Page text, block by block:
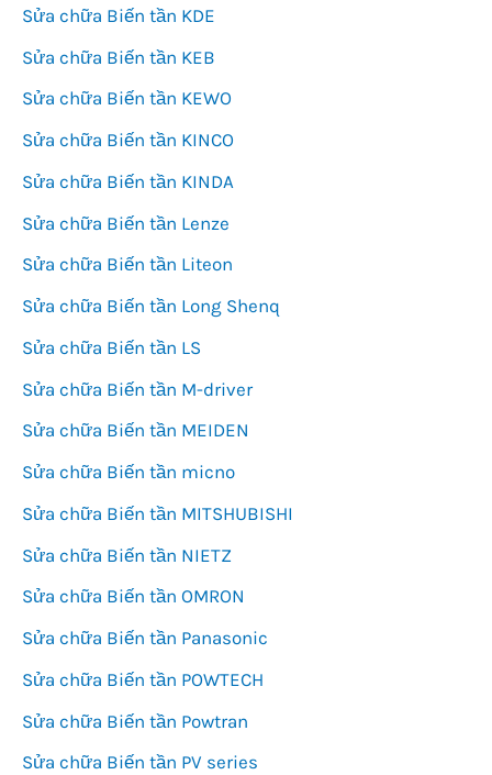
Sửa chữa Biến tần KDE
Sửa chữa Biến tần KEB
Sửa chữa Biến tần KEWO
Sửa chữa Biến tần KINCO
Sửa chữa Biến tần KINDA
Sửa chữa Biến tần Lenze
Sửa chữa Biến tần Liteon
Sửa chữa Biến tần Long Shenq
Sửa chữa Biến tần LS
Sửa chữa Biến tần M-driver
Sửa chữa Biến tần MEIDEN
Sửa chữa Biến tần micno
Sửa chữa Biến tần MITSHUBISHI
Sửa chữa Biến tần NIETZ
Sửa chữa Biến tần OMRON
Sửa chữa Biến tần Panasonic
Sửa chữa Biến tần POWTECH
Sửa chữa Biến tần Powtran
Sửa chữa Biến tần PV series